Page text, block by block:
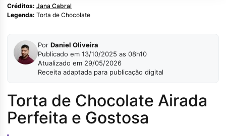
Créditos: Jana Cabral
Legenda: Torta de Chocolate
Por Daniel Oliveira
Publicado em 13/10/2025 as 08h10
Atualizado em 29/05/2026
Receita adaptada para publicação digital
Torta de Chocolate Airada
Perfeita e Gostosa